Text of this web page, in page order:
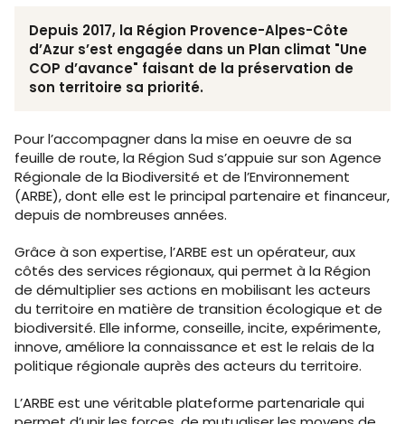
Depuis 2017, la Région Provence-Alpes-Côte
d’Azur s’est engagée dans un Plan climat "Une
COP d’avance" faisant de la préservation de
son territoire sa priorité.
Pour l’accompagner dans la mise en oeuvre de sa
feuille de route, la Région Sud s’appuie sur son Agence
Régionale de la Biodiversité et de l’Environnement
(ARBE), dont elle est le principal partenaire et financeur,
depuis de nombreuses années.
Grâce à son expertise, l’ARBE est un opérateur, aux
côtés des services régionaux, qui permet à la Région
de démultiplier ses actions en mobilisant les acteurs
du territoire en matière de transition écologique et de
biodiversité. Elle informe, conseille, incite, expérimente,
innove, améliore la connaissance et est le relais de la
politique régionale auprès des acteurs du territoire.
L’ARBE est une véritable plateforme partenariale qui